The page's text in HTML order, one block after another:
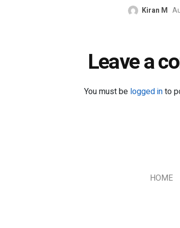
Kiran M
Leave a
You must be logged into
HOME